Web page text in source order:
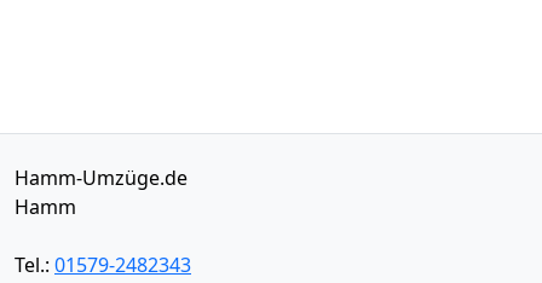
Hamm-Umzüge.de
Hamm
Tel.: 01579-2482343